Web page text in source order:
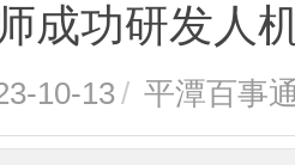
成功研发人
10-13/ 平潭百事